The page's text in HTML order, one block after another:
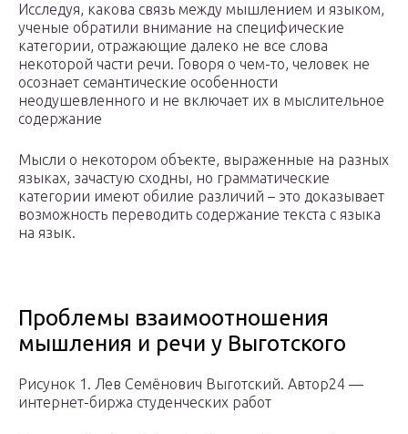
Исследуя, какова связь между мышлением и языком,
ученые обратили внимание на специфические
категории, отражающие далеко не все слова
некоторой части речи. Говоря о чем-то, человек не
осознает семантические особенности
неодушевленного и не включает их в мыслительное
содержание
Мысли о некотором объекте, выраженные на разных
языках, зачастую сходны, но грамматические
категории имеют обилие различий – это доказывает
возможность переводить содержание текста с языка
на язык.
Проблемы взаимоотношения
мышления и речи у Выготского
Рисунок 1. Лев Семёнович Выготский. Автор24 —
интернет-биржа студенческих работ